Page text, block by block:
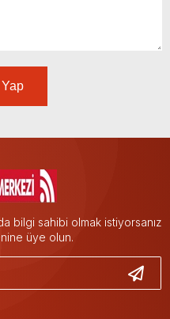
bilgi sahibi olmak istiyorsanız
üye olun.